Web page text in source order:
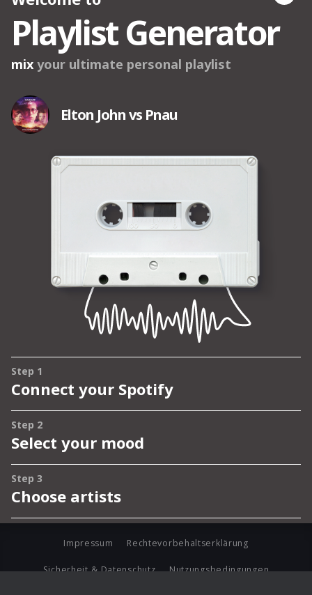
Impressum Rechtevorbehaltserklärung
Sicherheit & Datenschutz Nutzungsbedingungen